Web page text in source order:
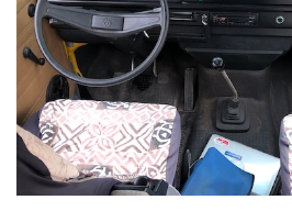
BULLI FÜR JEDEN TAG ?
T3 K800 SPAR TARIF
POSTBUS
POSTI CAMPER TÜV NEU
T3 HYPE HÖCHSTPREISE